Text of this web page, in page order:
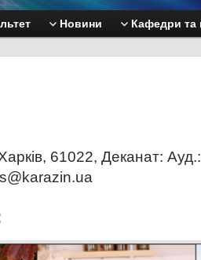
Новини Кафедри та
61022, Деканат: